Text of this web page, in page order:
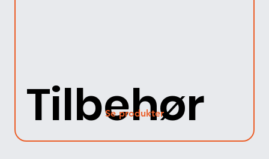
Tilbehør
Se produkter